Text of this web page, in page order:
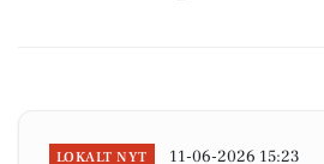
LOKALT NYT 11-06-2026 15:23